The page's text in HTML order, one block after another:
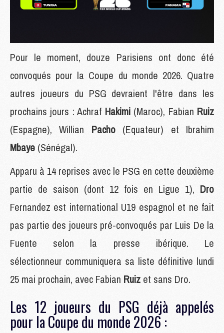
Pour le moment, douze Parisiens ont donc été
convoqués pour la Coupe du monde 2026. Quatre
autres joueurs du PSG devraient l'être dans les
prochains jours : Achraf Hakimi (Maroc), Fabian Ruiz
(Espagne), Willian Pacho (Equateur) et Ibrahim
Mbaye (Sénégal).
Apparu à 14 reprises avec le PSG en cette deuxième
partie de saison (dont 12 fois en Ligue 1), Dro
Fernandez est international U19 espagnol et ne fait
pas partie des joueurs pré-convoqués par Luis De la
Fuente selon la presse ibérique. Le
sélectionneur communiquera sa liste définitive lundi
25 mai prochain, avec Fabian Ruiz et sans Dro.
Les 12 joueurs du PSG déjà appelés
pour la Coupe du monde 2026 :